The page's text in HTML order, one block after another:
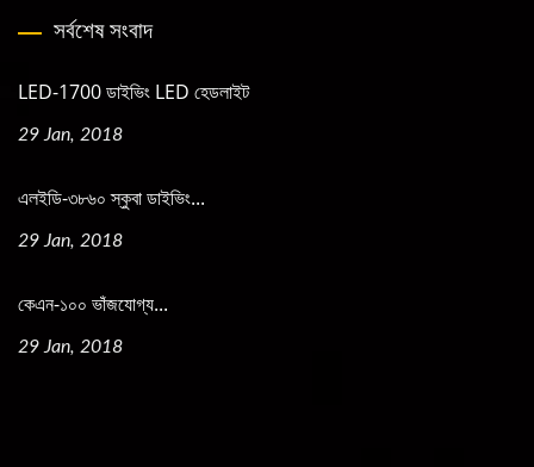
সর্বশেষ সংবাদ
LED-1700 ডাইভিং LED হেডলাইট
29 Jan, 2018
এলইডি-৩৮৬০ স্কুবা ডাইভিং...
29 Jan, 2018
কেএন-১০০ ভাঁজযোগ্য...
29 Jan, 2018